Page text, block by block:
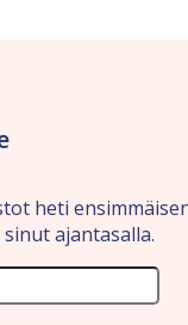
heti
ajantasalla.